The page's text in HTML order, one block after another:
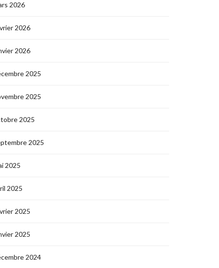
2026
2026
2026
2025
2025
2025
2025
2025
2025
2025
2025
2024